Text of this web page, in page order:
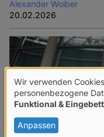
Alexander Wolber
20.02.2026
Verwendung
von
Wir verwenden
personenbezogene
Funktional &
Anpassen